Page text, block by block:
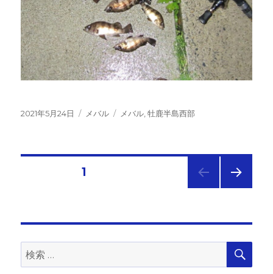
投
2021年5月24日
カ
メバル
タ
メバル,牡鹿半島西部
の
ペ
固定ページ1
検
索:
検